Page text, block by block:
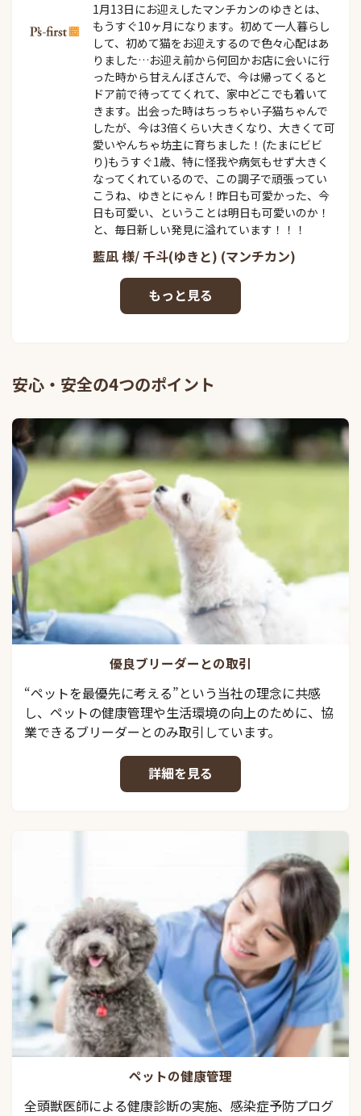
1月13日にお迎えしたマンチカンのゆきとは、
もうすぐ10ヶ月になります。初めて一人暮らし
して、初めて猫をお迎えするので色々心配はあ
りました…お迎え前から何回かお店に会いに行
った時から甘えんぼさんで、今は帰ってくると
ドア前で待っててくれて、家中どこでも着いて
きます。出会った時はちっちゃい子猫ちゃんで
したが、今は3倍くらい大きくなり、大きくて可
愛いやんちゃ坊主に育ちました！(たまにビビ
り)もうすぐ1歳、特に怪我や病気もせず大きく
なってくれているので、この調子で頑張ってい
こうね、ゆきとにゃん！昨日も可愛かった、今
日も可愛い、ということは明日も可愛いのか！
と、毎日新しい発見に溢れています！！！
藍凪 様/ 千斗(ゆきと) (マンチカン)
安心・安全の4つのポイント
優良ブリーダーとの取引
“ペットを最優先に考える”という当社の理念に共感
し、ペットの健康管理や生活環境の向上のために、協
業できるブリーダーとのみ取引しています。
詳細を見る
ペットの健康管理
全頭獣医師による健康診断の実施、感染症予防プログ